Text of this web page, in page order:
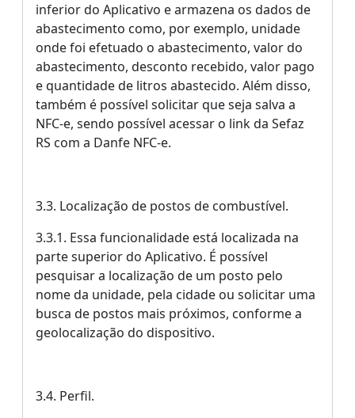
inferior do Aplicativo e armazena os dados de
abastecimento como, por exemplo, unidade
onde foi efetuado o abastecimento, valor do
abastecimento, desconto recebido, valor pago
e quantidade de litros abastecido. Além disso,
também é possível solicitar que seja salva a
NFC-e, sendo possível acessar o link da Sefaz
RS com a Danfe NFC-e.
3.3. Localização de postos de combustível.
3.3.1. Essa funcionalidade está localizada na
parte superior do Aplicativo. É possível
pesquisar a localização de um posto pelo
nome da unidade, pela cidade ou solicitar uma
busca de postos mais próximos, conforme a
geolocalização do dispositivo.
3.4. Perfil.